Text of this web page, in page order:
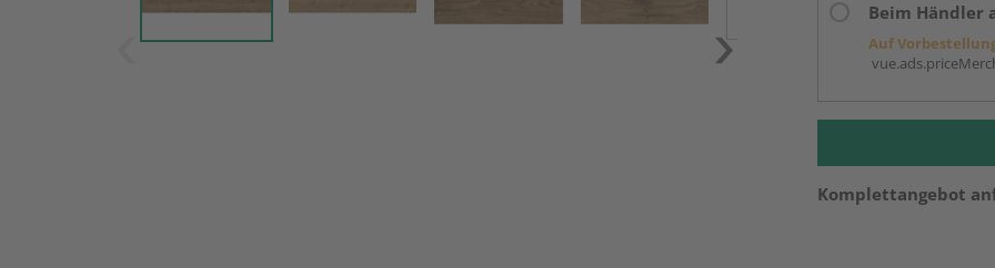
Beim Händler
Auf
Komplettangebot